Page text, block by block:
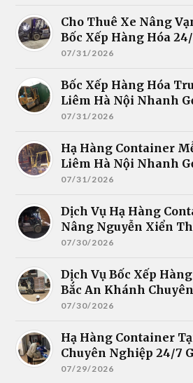
Cho Thuê Xe Nâng
Bốc Xếp Hàng Hóa
07/31/2026
Bốc Xếp Hàng Hóa
Liêm Hà Nội Nhanh
07/31/2026
Hạ Hàng Container
Liêm Hà Nội Nhanh
07/31/2026
Dịch Vụ Hạ Hàng
Nâng Nguyễn Xiển
07/30/2026
Dịch Vụ Bốc Xếp
Bắc An Khánh
07/30/2026
Hạ Hàng Container
Chuyên Nghiệp 24/7
07/29/2026